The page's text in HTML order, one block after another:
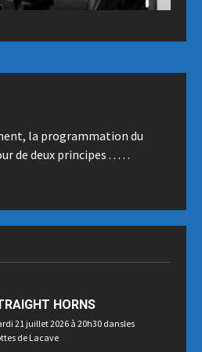
la programmation du
de deux principes . . . . .
HORNS
21 juillet 2026 à 20h30 dansles
de Lacave